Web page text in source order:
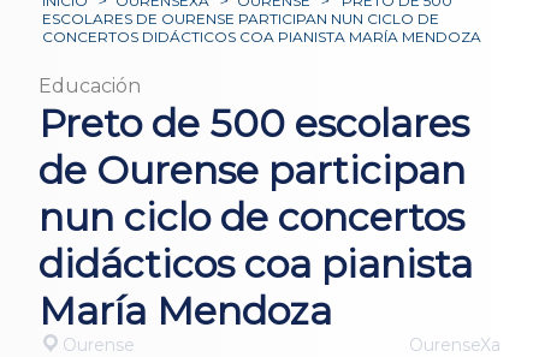
ESCOLARES DE OURENSE PARTICIPAN NUN CICLO DE
CONCERTOS DIDÁCTICOS COA PIANISTA MARÍA MENDOZA
Educación
Preto de 500 escolares
de Ourense participan
nun ciclo de concertos
didácticos coa pianista
María Mendoza
Ourense OurenseXa